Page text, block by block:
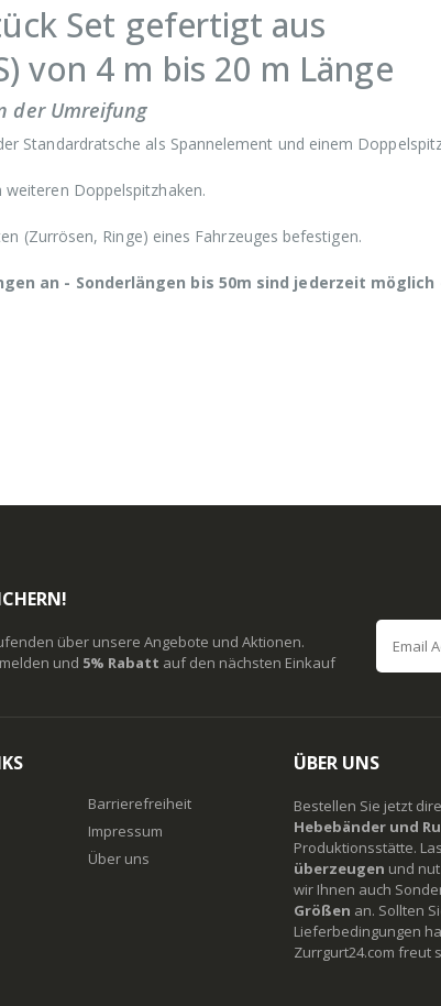
Set gefertigt aus
von 4 m bis 20 m Länge
der Umreifung
Standardratsche als Spannelement und einem
Doppelspitzhaken.
(Zurrösen, Ringe) eines Fahrzeuges befestigen.
an - Sonderlängen bis 50m sind jederzeit
über unsere Angebote und Aktionen.
und 5% Rabatt auf den nächsten Einkauf
Barrierefreiheit
Impressum
Über uns
ÜBER UNS
Bestellen Sie jetzt
Hebebänder und
Produktionsstätte.
überzeugen und
wir Ihnen auch
Größen an. Sollten
Lieferbedingungen
Zurrgurt24.com freut